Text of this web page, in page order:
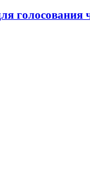
голосования